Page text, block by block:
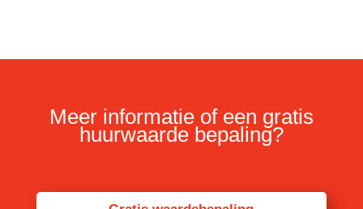
Meer informatie of een gratis
huurwaarde bepaling?